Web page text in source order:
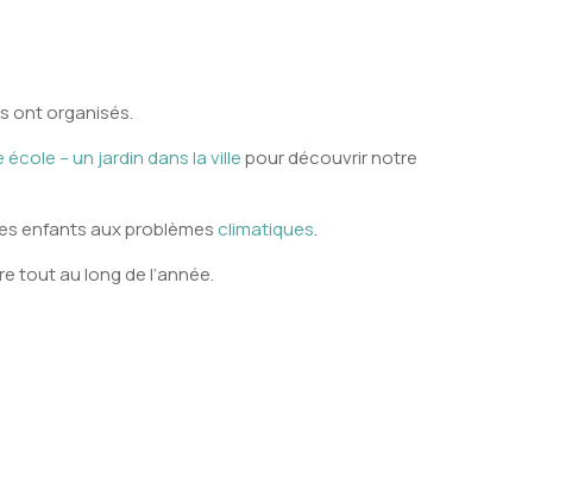
ont organisés.
école – un jardin dans la villepour découvrir notre
enfants aux problèmes climatiques.
tout au long de l’année.